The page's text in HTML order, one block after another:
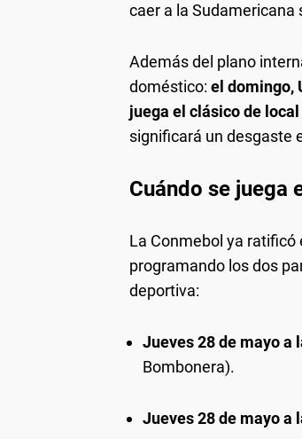
caer a la Sudamericana
Además del plano
doméstico: el domingo,
juega el clásico de
significará un desgaste
Cuándo se juega
La Conmebol ya ratificó
programando los dos
deportiva:
Jueves 28 de mayo a
Bombonera).
Jueves 28 de mayo a